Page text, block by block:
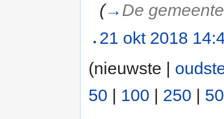
(→ De
21 okt 2018
(nieuwste |
50 | 100 | 250 |